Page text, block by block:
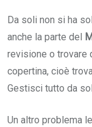
Da soli non si ha
anche la parte del
revisione o trovare
copertina, cioè
Gestisci tutto da
Un altro problema